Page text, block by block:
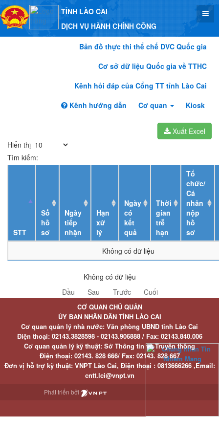
TỈNH LÀO CAI
DỊCH VỤ HÀNH CHÍNH CÔNG
Bản đồ thực thi thể chế DVC Quốc gia
Cơ sở dữ liệu Quốc gia về TTHC
Kênh hỏi đáp của Cổng TT tỉnh Lào Cai
Kênh hướng dẫn
Cơ quan Kiosk
Xuất Excel
Hiển thị
Tìm kiếm:
STT
Số
hồ
sơ
Ngày
tiếp
nhận
Hạn
xử
lý
Ngày
có
kết
quả
Thời
gian
trễ
hạn
Tổ
chức/
Cá
nhân
nộp
hồ
sơ
Không có dữ liệu
Không có dữ liệu
Đầu
Sau Trước Cuối
CƠ QUAN CHỦ QUẢN
ỦY BAN NHÂN DÂN TỈNH LÀO CAI
Cơ quan quản lý nhà nước: Văn phòng UBND tỉnh Lào Cai
Điện thoại:02143.3828598 - 02143.906888 / Fax:02143.840.006
Cơ quan quản lý kỹ thuật: Sở Thông tin và Truyền thông
Điện thoại:02143. 828 666/ Fax:02143. 828 667
Đơn vị hỗ trợ kỹ thuật: VNPT Lào Cai, Điện thoại : 0813666266 ,Email:
cntt.lci@vnpt.vn
Phát triển bởi